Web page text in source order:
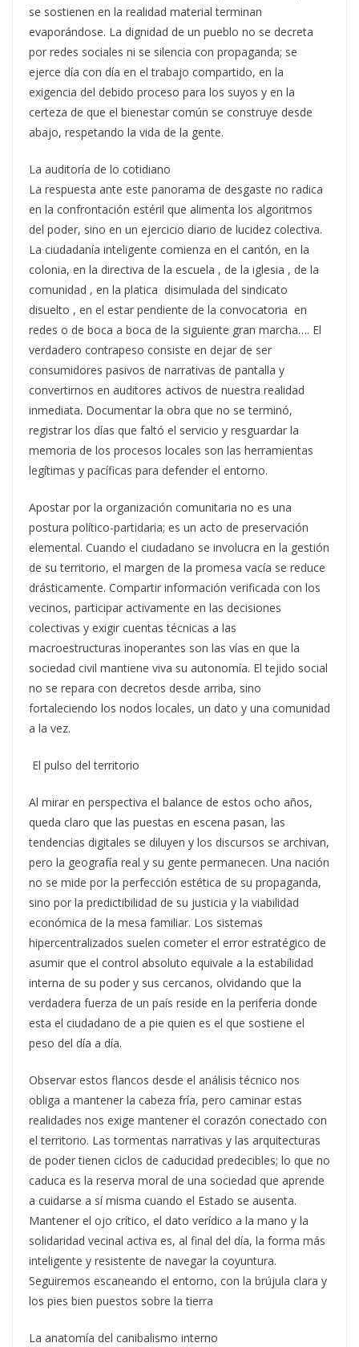
se sostienen en la realidad material terminan
evaporándose. La dignidad de un pueblo no se decreta
por redes sociales ni se silencia con propaganda; se
ejerce día con día en el trabajo compartido, en la
exigencia del debido proceso para los suyos y en la
certeza de que el bienestar común se construye desde
abajo, respetando la vida de la gente.
La auditoría de lo cotidiano
La respuesta ante este panorama de desgaste no radica
en la confrontación estéril que alimenta los algoritmos
del poder, sino en un ejercicio diario de lucidez colectiva.
La ciudadanía inteligente comienza en el cantón, en la
colonia, en la directiva de la escuela , de la iglesia , de la
comunidad , en la platica disimulada del sindicato
disuelto , en el estar pendiente de la convocatoria en
redes o de boca a boca de la siguiente gran marcha…. El
verdadero contrapeso consiste en dejar de ser
consumidores pasivos de narrativas de pantalla y
convertirnos en auditores activos de nuestra realidad
inmediata. Documentar la obra que no se terminó,
registrar los días que faltó el servicio y resguardar la
memoria de los procesos locales son las herramientas
legítimas y pacíficas para defender el entorno.
Apostar por la organización comunitaria no es una
postura político-partidaria; es un acto de preservación
elemental. Cuando el ciudadano se involucra en la gestión
de su territorio, el margen de la promesa vacía se reduce
drásticamente. Compartir información verificada con los
vecinos, participar activamente en las decisiones
colectivas y exigir cuentas técnicas a las
macroestructuras inoperantes son las vías en que la
sociedad civil mantiene viva su autonomía. El tejido social
no se repara con decretos desde arriba, sino
fortaleciendo los nodos locales, un dato y una comunidad
a la vez.
El pulso del territorio
Al mirar en perspectiva el balance de estos ocho años,
queda claro que las puestas en escena pasan, las
tendencias digitales se diluyen y los discursos se archivan,
pero la geografía real y su gente permanecen. Una nación
no se mide por la perfección estética de su propaganda,
sino por la predictibilidad de su justicia y la viabilidad
económica de la mesa familiar. Los sistemas
hipercentralizados suelen cometer el error estratégico de
asumir que el control absoluto equivale a la estabilidad
interna de su poder y sus cercanos, olvidando que la
verdadera fuerza de un país reside en la periferia donde
esta el ciudadano de a pie quien es el que sostiene el
peso del día a día.
Observar estos flancos desde el análisis técnico nos
obliga a mantener la cabeza fría, pero caminar estas
realidades nos exige mantener el corazón conectado con
el territorio. Las tormentas narrativas y las arquitecturas
de poder tienen ciclos de caducidad predecibles; lo que no
caduca es la reserva moral de una sociedad que aprende
a cuidarse a sí misma cuando el Estado se ausenta.
Mantener el ojo crítico, el dato verídico a la mano y la
solidaridad vecinal activa es, al final del día, la forma más
inteligente y resistente de navegar la coyuntura.
Seguiremos escaneando el entorno, con la brújula clara y
los pies bien puestos sobre la tierra
La anatomía del canibalismo interno